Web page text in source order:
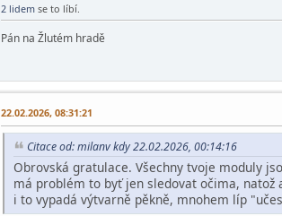
2 lidem se to líbí.
Pán na Žlutém hradě
22.02.2026, 08:31:21
Citace od: milanv kdy 22.02.2026, 00:14:16
Obrovská gratulace. Všechny tvoje moduly
má problém to byť jen sledovat očima, natož
i to vypadá výtvarně pěkně, mnohem líp